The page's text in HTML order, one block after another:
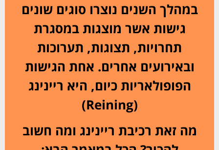
במהלך השנים נוצרו סוגים שונים
גישות אשר מוצגות במסגרת
תחרויות, תצוגות, תערוכות
ובאירועים אחרים. אחת הגישות
הפופולאריות כיום, היא ריינינג
(Reining)
מה זאת רכיבת ריינינג ומה חשוב